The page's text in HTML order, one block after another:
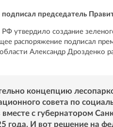
подписал председатель
РФ утвердило создание
распоряжение подписал
Александр Дрозденко
концепцию
совета по
вместе с губернатором
года. И вот решение на